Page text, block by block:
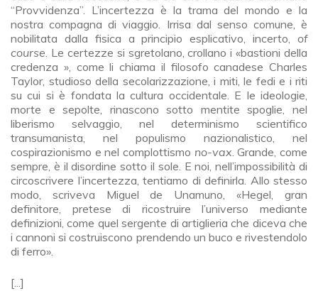
“Provvidenza”. L’incertezza è la trama del mondo e la
nostra compagna di viaggio. Irrisa dal senso comune, è
nobilitata dalla fisica a principio esplicativo, incerto, of
course. Le certezze si sgretolano, crollano i «bastioni della
credenza », come li chiama il filosofo canadese Charles
Taylor, studioso della secolarizzazione, i miti, le fedi e i riti
su cui si è fondata la cultura occidentale. E le ideologie,
morte e sepolte, rinascono sotto mentite spoglie, nel
liberismo selvaggio, nel determinismo scientifico
transumanista, nel populismo nazionalistico, nel
cospirazionismo e nel complottismo no-vax. Grande, come
sempre, è il disordine sotto il sole. E noi, nell’impossibilità di
circoscrivere l’incertezza, tentiamo di definirla. Allo stesso
modo, scriveva Miguel de Unamuno, «Hegel, gran
definitore, pretese di ricostruire l’universo mediante
definizioni, come quel sergente di artiglieria che diceva che
i cannoni si costruiscono prendendo un buco e rivestendolo
di ferro».
[...]